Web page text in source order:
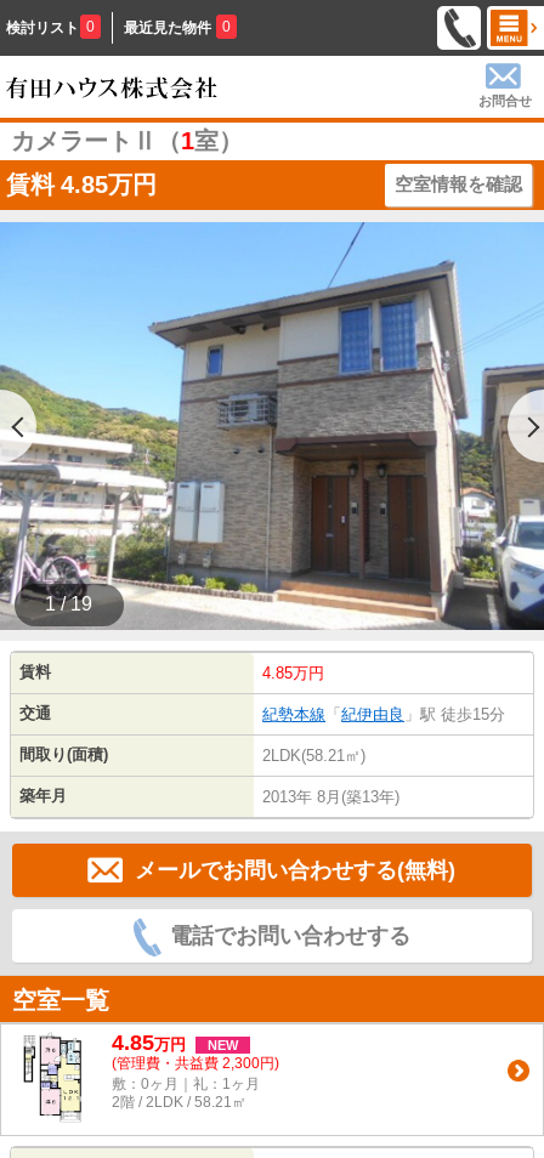
検討リスト 0 最近見た物件 0
お問合せ
カメラートⅡ（1室）
賃料 4.85万円 空室情報を確認
1 / 19
賃料 4.85万円
交通 紀勢本線 「 紀伊由良 」駅 徒歩15分
間取り(面積) 2LDK(58.21㎡)
築年月 2013年 8月(築13年)
メールでお問い合わせする(無料)
電話でお問い合わせする
空室一覧
4.85万円 NEW
(管理費・共益費 2,300円)
敷：0ヶ月｜礼：1ヶ月
2階 / 2LDK / 58.21㎡